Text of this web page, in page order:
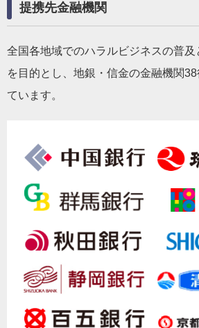
提携先金融機関
全国各地域でのハラルビジネスの普及
を目的とし、地銀・信金の金融機関
ています。